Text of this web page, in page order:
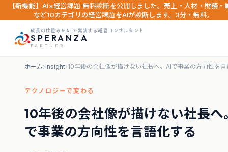
【新機能】AI×経営課題 無料診断を公開しました。売上・人材・財務・
など10カテゴリの経営課題をAIが診断します。3分・無料。
成長の仕組みをAIで実装する経営コンサルタント
SPERANZA
PARTNER
ホーム›Insight›10年後の会社像が描けない社長へ。AIで事業の方向性を
テクノロジーで変わる
10年後の会社像が描けない社長へ
で事業の方向性を言語化する